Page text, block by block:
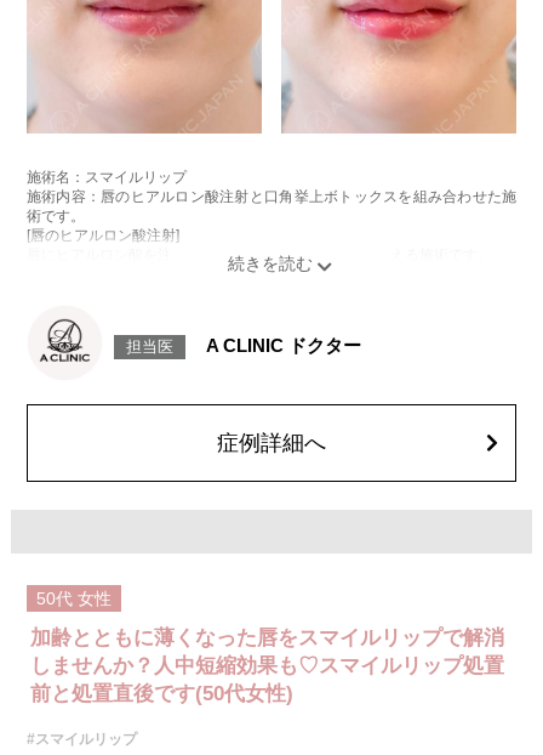
施術名：スマイルリップ
施術内容：唇のヒアルロン酸注射と口角挙上ボトックスを組み合わせた施
術です。
[唇のヒアルロン酸注射]
唇にヒアルロン酸を注入し、ボリュームやバランスを整える施術です。
施術時間：約15～20分程
リスク、副作用：腫れ、赤み、内出血、痛み、突っ張り感などが生じるこ
ほどお控えください。ボトックス注入後は男性は3か月、女性は2か月避妊
費用：レスチレン 68,900円(税込)
オプション：表面麻酔 3,300円(税込) 笑気麻酔 3,300円(税込)
担当医 A CLINIC ドクター
症例詳細へ
50代 女性
加齢とともに薄くなった唇をスマイルリップで解消
しませんか？人中短縮効果も♡スマイルリップ処置
前と処置直後です(50代女性)
#スマイルリップ